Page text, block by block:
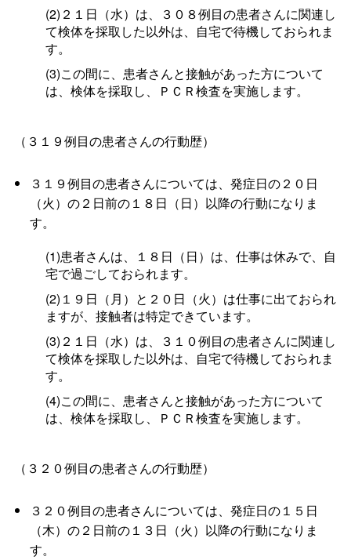
(2)２１日（水）は、３０８例目の患者さんに関連し
て検体を採取した以外は、自宅で待機しておられま
す。
(3)この間に、患者さんと接触があった方について
は、検体を採取し、ＰＣＲ検査を実施します。
（３１９例目の患者さんの行動歴）
３１９例目の患者さんについては、発症日の２０日
（火）の２日前の１８日（日）以降の行動になりま
す。
(1)患者さんは、１８日（日）は、仕事は休みで、自
宅で過ごしておられます。
(2)１９日（月）と２０日（火）は仕事に出ておられ
ますが、接触者は特定できています。
(3)２１日（水）は、３１０例目の患者さんに関連し
て検体を採取した以外は、自宅で待機しておられま
す。
(4)この間に、患者さんと接触があった方について
は、検体を採取し、ＰＣＲ検査を実施します。
（３２０例目の患者さんの行動歴）
３２０例目の患者さんについては、発症日の１５日
（木）の２日前の１３日（火）以降の行動になりま
す。